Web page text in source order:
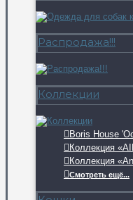
Распродажа!!!
Коллекции
Boris House
Коллекция
Коллекция
Смотреть ещё...